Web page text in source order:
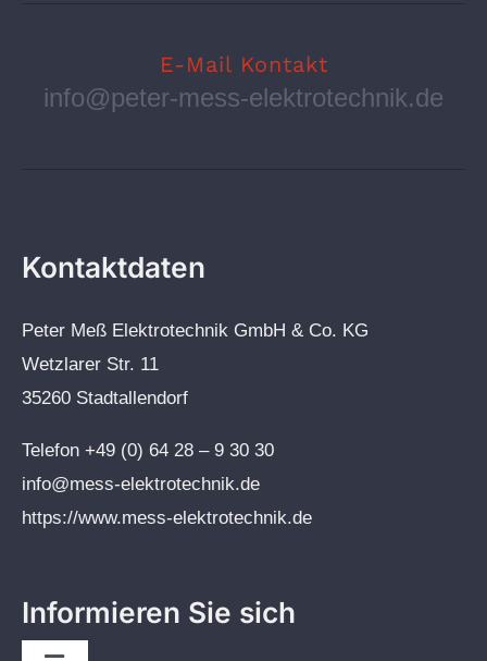
E-Mail Kontakt
info@peter-mess-elektrotechnik.de
Kontaktdaten
Peter Meß Elektrotechnik GmbH & Co. KG
Wetzlarer Str. 11
35260 Stadtallendorf
Telefon +49 (0) 64 28 – 9 30 30
info@mess-elektrotechnik.de
https://www.mess-elektrotechnik.de
Informieren Sie sich